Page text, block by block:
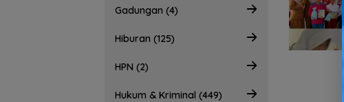
Gadungan (4)
Hiburan (125)
HPN (2)
Hukum & Kriminal (449)